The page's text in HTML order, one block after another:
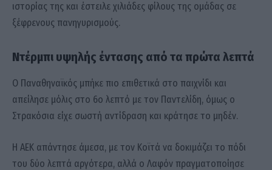
ιστορίας της και έστειλε χιλιάδες φίλους της ομάδας σε
ξέφρενους πανηγυρισμούς.
Ντέρμπι υψηλής έντασης από τα πρώτα λεπτά
Ο Παναθηναϊκός μπήκε πιο επιθετικά στο παιχνίδι και
απείλησε μόλις στο 6ο λεπτό με τον Παντελίδη, όμως ο
Στρακόσια είχε σωστή αντίδραση και κράτησε το μηδέν.
Η ΑΕΚ απάντησε άμεσα, με τον Κοϊτά να δοκιμάζει το πόδι
του δύο λεπτά αργότερα, αλλά ο Λαφόν πραγματοποίησε